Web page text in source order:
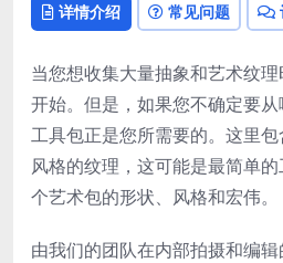
详情介绍 常见问题
当您想收集大量抽象和艺术纹
开始。但是，如果您不确定要
工具包正是您所需要的。这里
风格的纹理，这可能是最简单
个艺术包的形状、风格和宏伟。
由我们的团队在内部拍摄和编辑